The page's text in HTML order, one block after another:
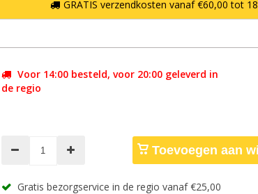
GRATIS verzendkosten vanaf €60,00 tot
Voor 14:00 besteld, voor 20:00 geleverd in
de regio
Toevoegen aan
Gratis bezorgservice in de regio vanaf €25,00